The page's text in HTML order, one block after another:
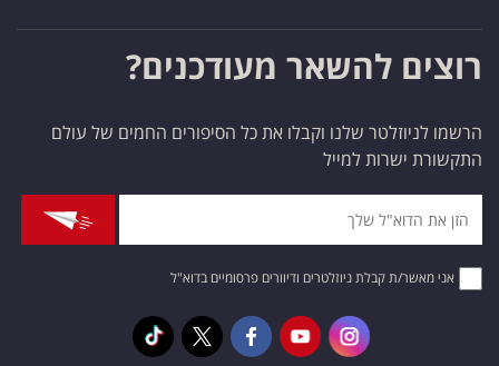
רוצים להשאר מעודכנים?
הרשמו לניוזלטר שלנו וקבלו את כל הסיפורים החמים של עולם
התקשורת ישרות למייל
אני מאשר/ת קבלת ניוזלטרים ודיוורים פרסומיים בדוא"ל